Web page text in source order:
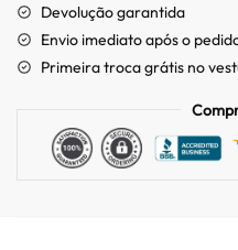
Devolução garantida
Envio imediato após o
Primeira troca grátis no